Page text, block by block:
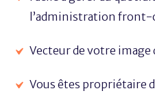
l’administration
Vecteur de votre image
Vous êtes propriétaire